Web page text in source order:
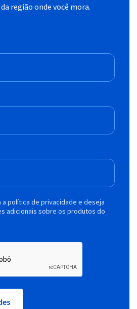
região onde você mora.
a política de privacidade e deseja
adicionais sobre os produtos do